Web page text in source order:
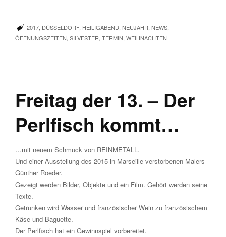
2017, DÜSSELDORF, HEILIGABEND, NEUJAHR, NEWS,
ÖFFNUNGSZEITEN, SILVESTER, TERMIN, WEIHNACHTEN
Freitag der 13. – Der
Perlfisch kommt…
…mit neuem Schmuck von REINMETALL.
Und einer Ausstellung des 2015 in Marseille verstorbenen Malers
Günther Roeder.
Gezeigt werden Bilder, Objekte und ein Film. Gehört werden seine
Texte.
Getrunken wird Wasser und französischer Wein zu französischem
Käse und Baguette.
Der Perlfisch hat ein Gewinnspiel vorbereitet.